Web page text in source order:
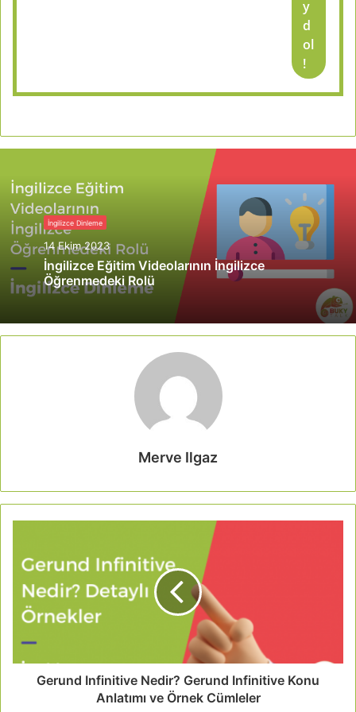
y
d
ol
!
İngilizce Dinleme
14 Ekim 2023
İngilizce Eğitim Videolarının İngilizce
Öğrenmedeki Rolü
Merve Ilgaz
Gerund Infinitive Nedir? Gerund Infinitive Konu
Anlatımı ve Örnek Cümleler